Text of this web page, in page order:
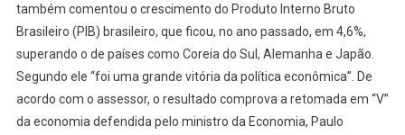
também comentou o crescimento do Produto Interno Bruto
Brasileiro (PIB) brasileiro, que ficou, no ano passado, em 4,6%,
superando o de países como Coreia do Sul, Alemanha e Japão.
Segundo ele “foi uma grande vitória da política econômica”. De
acordo com o assessor, o resultado comprova a retomada em “V”
da economia defendida pelo ministro da Economia, Paulo